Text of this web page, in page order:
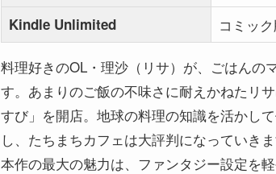
Kindle Unlimited コミッ
料理好きのOL・理沙（リサ）が、ごはんの
す。あまりのご飯の不味さに耐えかねたリ
すび」を開店。地球の料理の知識を活かし
し、たちまちカフェは大評判になっていきま
本作の最大の魅力は、ファンタジー設定を